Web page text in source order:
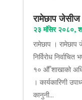
रामेछाप जेसीज
२३ मंसिर २०८०,
रामेछाप ।
निर्विरोध
१० औँ शाखाको
। कार्यकारिणी
कानुनी...